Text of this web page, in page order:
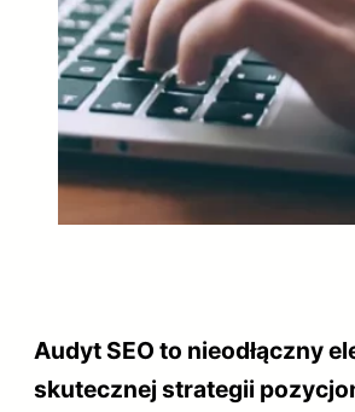
Audyt SEO to nieodłączny
skutecznej strategii